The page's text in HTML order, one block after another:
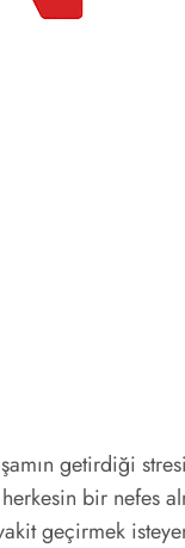
getirdiği
bir nefes
geçirmek